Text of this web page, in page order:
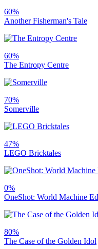
60%
Another Fisherman's Tale
60%
The Entropy Centre
70%
Somerville
47%
LEGO Bricktales
0%
OneShot: World Machine
80%
The Case of the Golden Idol